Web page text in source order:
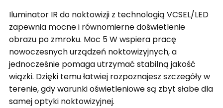
Iluminator IR do noktowizji z technologią VCSEL/LED
zapewnia mocne i równomierne doświetlenie
obrazu po zmroku. Moc 5 W wspiera pracę
nowoczesnych urządzeń noktowizyjnych, a
jednocześnie pomaga utrzymać stabilną jakość
wiązki. Dzięki temu łatwiej rozpoznajesz szczegóły w
terenie, gdy warunki oświetleniowe są zbyt słabe dla
samej optyki noktowizyjnej.